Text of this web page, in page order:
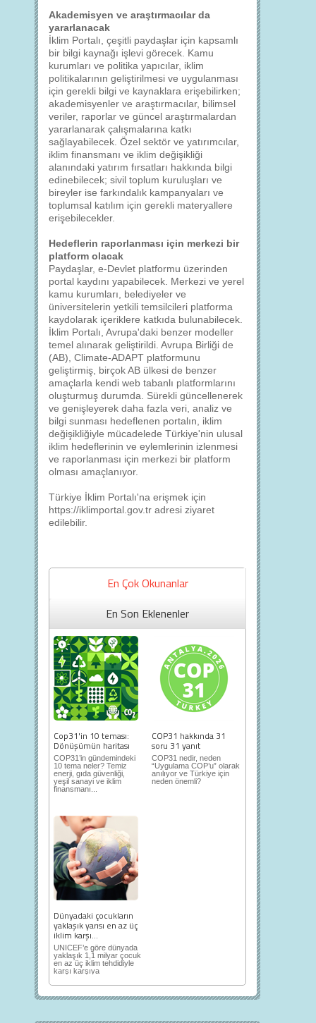
Akademisyen ve araştırmacılar da
yararlanacak
İklim Portalı, çeşitli paydaşlar için kapsamlı
bir bilgi kaynağı işlevi görecek. Kamu
kurumları ve politika yapıcılar, iklim
politikalarının geliştirilmesi ve uygulanması
için gerekli bilgi ve kaynaklara erişebilirken;
akademisyenler ve araştırmacılar, bilimsel
veriler, raporlar ve güncel araştırmalardan
yararlanarak çalışmalarına katkı
sağlayabilecek. Özel sektör ve yatırımcılar,
iklim finansmanı ve iklim değişikliği
alanındaki yatırım fırsatları hakkında bilgi
edinebilecek; sivil toplum kuruluşları ve
bireyler ise farkındalık kampanyaları ve
toplumsal katılım için gerekli materyallere
erişebilecekler.
Hedeflerin raporlanması için merkezi bir
platform olacak
Paydaşlar, e-Devlet platformu üzerinden
portal kaydını yapabilecek. Merkezi ve yerel
kamu kurumları, belediyeler ve
üniversitelerin yetkili temsilcileri platforma
kaydolarak içeriklere katkıda bulunabilecek.
İklim Portalı, Avrupa'daki benzer modeller
temel alınarak geliştirildi. Avrupa Birliği de
(AB), Climate-ADAPT platformunu
geliştirmiş, birçok AB ülkesi de benzer
amaçlarla kendi web tabanlı platformlarını
oluşturmuş durumda. Sürekli güncellenerek
ve genişleyerek daha fazla veri, analiz ve
bilgi sunması hedeflenen portalın, iklim
değişikliğiyle mücadelede Türkiye'nin ulusal
iklim hedeflerinin ve eylemlerinin izlenmesi
ve raporlanması için merkezi bir platform
olması amaçlanıyor.
Türkiye İklim Portalı'na erişmek için
https://iklimportal.gov.tr adresi ziyaret
edilebilir.
En Çok Okunanlar
En Son Eklenenler
Cop31'in 10 teması:
Dönüşümün haritası
COP31’in gündemindeki
10 tema neler? Temiz
enerji, gıda güvenliği,
yeşil sanayi ve iklim
finansmanı...
COP31 hakkında 31
soru 31 yanıt
COP31 nedir, neden
“Uygulama COP’u” olarak
anılıyor ve Türkiye için
neden önemli?
Dünyadaki çocukların
yaklaşık yarısı en az üç
iklim karşı...
UNICEF’e göre dünyada
yaklaşık 1,1 milyar çocuk
en az üç iklim tehdidiyle
karşı karşıya